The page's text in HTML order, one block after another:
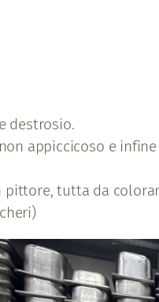
destrosio.
appiccicoso e
tutta da